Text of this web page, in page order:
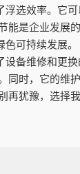
选效率。它
是企业发展
可持续发展
备维修和更
时，它的维
犹豫，选择